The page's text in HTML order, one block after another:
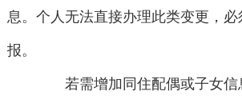
息。个人无法直接办理此类变更，必
报。
若需增加同住配偶或子女信